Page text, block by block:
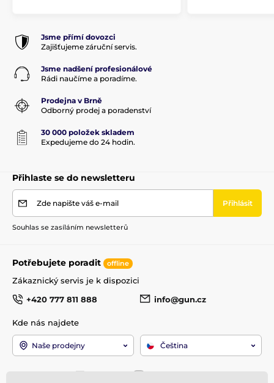
Jsme přímí dovozci
Zajišťujeme záruční servis.
Jsme nadšení profesionálové
Rádi naučíme a poradíme.
Prodejna v Brně
Odborný prodej a poradenství
30 000 položek skladem
Expedujeme do 24 hodin.
Přihlaste se do newsletteru
Zde napište váš e-mail Přihlásit
Souhlas se zasíláním newsletterů
Potřebujete poradit offline
Zákaznický servis je k dispozici
+420 777 811 888
info@gun.cz
Kde nás najdete
Naše prodejny Čeština